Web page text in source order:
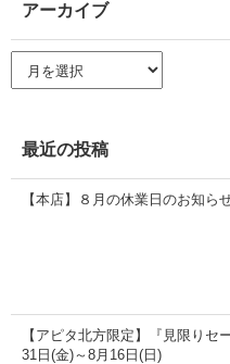
アーカイブ
ー
ブ
最近の投稿
【本店】８月の休業日のお知ら
【アピタ北方限定】『見限りセ
31日(金)～8月16日(日)